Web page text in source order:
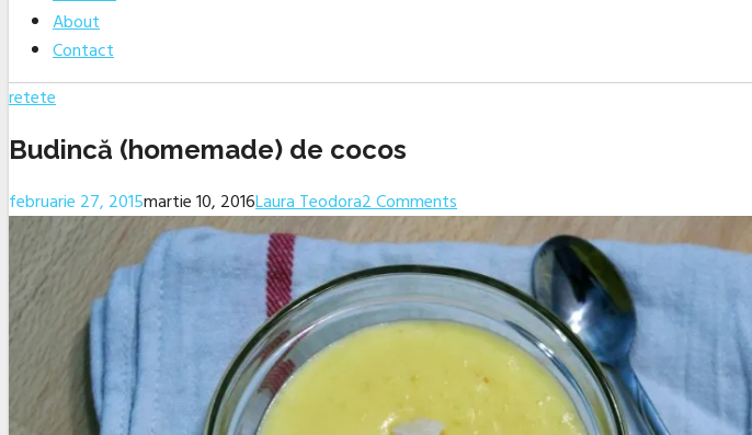
About
Contact
retete
Budincă (homemade) de cocos
februarie 27, 2015martie 10, 2016Laura Teodora2 Comments